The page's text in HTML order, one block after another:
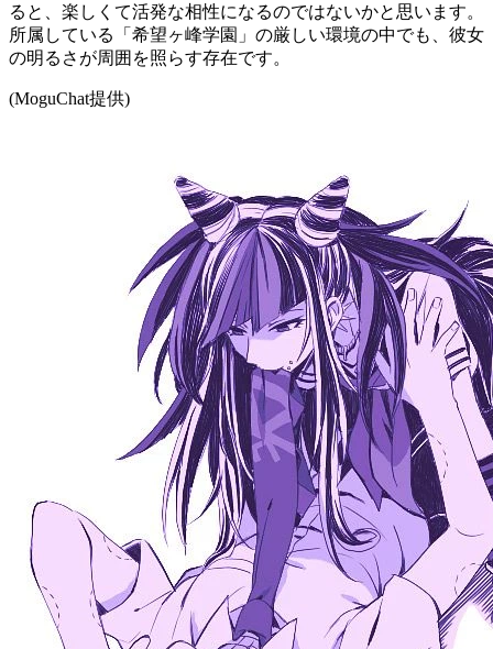
ると、楽しくて活発な相性になるのではないかと思います。
所属している「希望ヶ峰学園」の厳しい環境の中でも、彼女
の明るさが周囲を照らす存在です。
(MoguChat提供)